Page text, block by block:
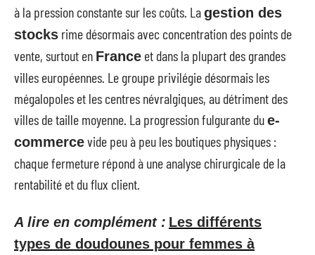
à la pression constante sur les coûts. Lagestion des
stocks rime désormais avec concentration des points de
vente, surtout en France et dans la plupart des grandes
villes européennes. Le groupe privilégie désormais les
mégalopoles et les centres névralgiques, au détriment des
villes de taille moyenne. La progression fulgurante due-
commercevide peu à peu les boutiques physiques :
chaque fermeture répond à une analyse chirurgicale de la
rentabilité et du flux client.
A lire en complément : Les différents
types de doudounes pour femmes à